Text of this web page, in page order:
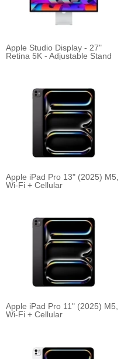
Apple Studio Display - 27"
Retina 5K - Adjustable Stand
Apple iPad Pro 13" (2025) M5,
Wi-Fi + Cellular
Apple iPad Pro 11" (2025) M5,
Wi-Fi + Cellular